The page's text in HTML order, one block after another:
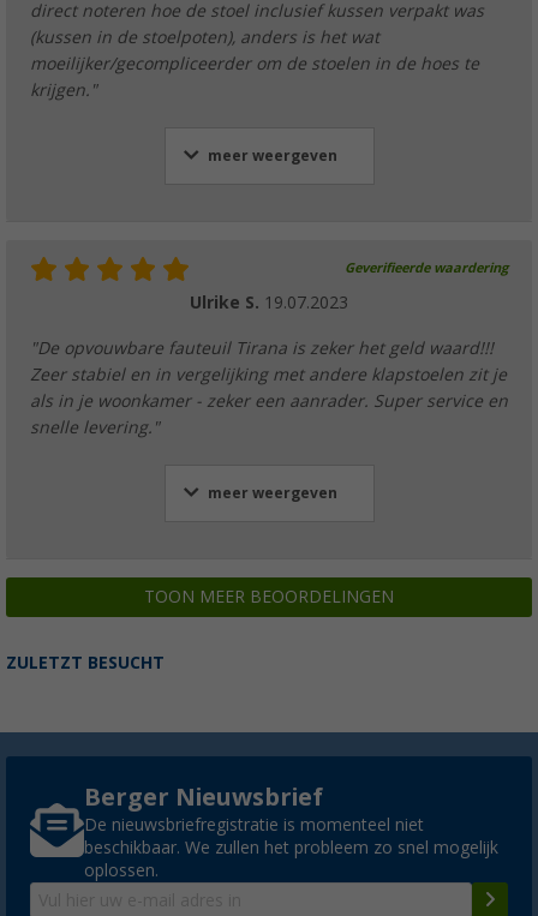
direct noteren hoe de stoel inclusief kussen verpakt was
(kussen in de stoelpoten), anders is het wat
moeilijker/gecompliceerder om de stoelen in de hoes te
krijgen."
meer weergeven
Geverifieerde waardering
Ulrike S. 19.07.2023
"De opvouwbare fauteuil Tirana is zeker het geld waard!!!
Zeer stabiel en in vergelijking met andere klapstoelen zit je
als in je woonkamer - zeker een aanrader. Super service en
snelle levering."
meer weergeven
TOON MEER BEOORDELINGEN
ZULETZT BESUCHT
Berger Nieuwsbrief
De nieuwsbriefregistratie is momenteel niet
beschikbaar. We zullen het probleem zo snel mogelijk
oplossen.